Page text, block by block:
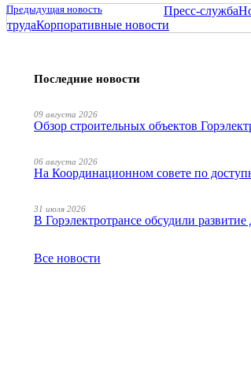
Предыдущая новость Пресс-служба
трудаКорпоративные новости
Последние новости
09 августа 2026
Обзор строительных объектов
06 августа 2026
На Координационном совете по
31 июля 2026
В Горэлектротрансе обсудили
Все новости